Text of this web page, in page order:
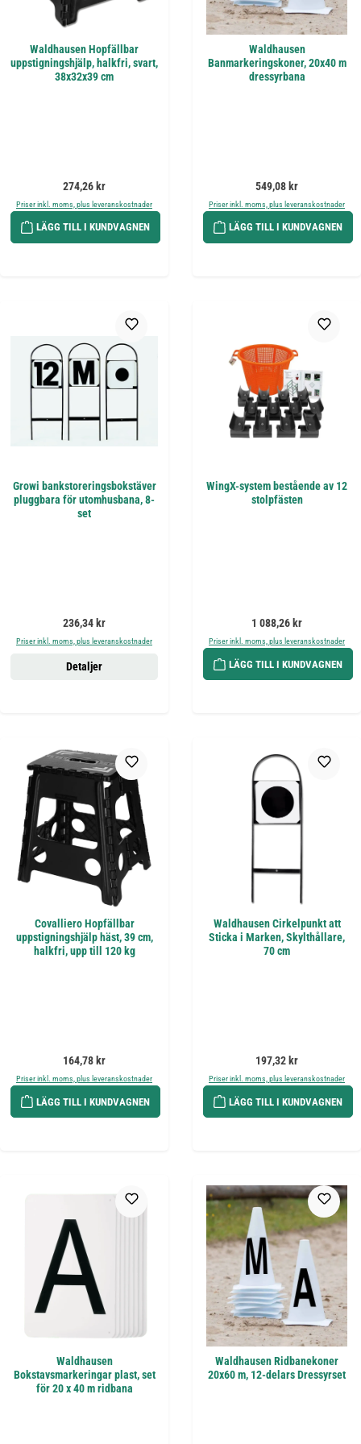
Waldhausen Hopfällbar
uppstigningshjälp, halkfri, svart,
38x32x39 cm
Ordinarie pris:
274,26 kr
Priser inkl. moms, plus leveranskostnader
LÄGG TILL I KUNDVAGNEN
Waldhausen
Banmarkeringskoner, 20x40 m
dressyrbana
Ordinarie pris:
549,08 kr
Priser inkl. moms, plus leveranskostnader
LÄGG TILL I KUNDVAGNEN
Growi bankstoreringsbokstäver
pluggbara för utomhusbana, 8-
set
Ordinarie pris:
236,34 kr
Priser inkl. moms, plus leveranskostnader
Detaljer
WingX-system bestående av 12
stolpfästen
Ordinarie pris:
1 088,26 kr
Priser inkl. moms, plus leveranskostnader
LÄGG TILL I KUNDVAGNEN
Covalliero Hopfällbar
uppstigningshjälp häst, 39 cm,
halkfri, upp till 120 kg
Ordinarie pris:
164,78 kr
Priser inkl. moms, plus leveranskostnader
LÄGG TILL I KUNDVAGNEN
Waldhausen Cirkelpunkt att
Sticka i Marken, Skylthållare,
70 cm
Ordinarie pris:
197,32 kr
Priser inkl. moms, plus leveranskostnader
LÄGG TILL I KUNDVAGNEN
Waldhausen
Bokstavsmarkeringar plast, set
för 20 x 40 m ridbana
Waldhausen Ridbanekoner
20x60 m, 12-delars Dressyrset